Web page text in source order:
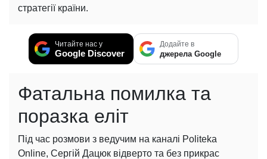
стратегії країни.
Читайте нас у
Google Discover
Додайте в
джерела Google
Фатальна помилка та
поразка еліт
Під час розмови з ведучим на каналі Politeka
Online, Сергій Дацюк відверто та без прикрас